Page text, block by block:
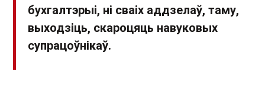
бухгалтэрыі, ні сваіх аддзелаў, таму,
выходзіць, скароцяць навуковых
супрацоўнікаў.